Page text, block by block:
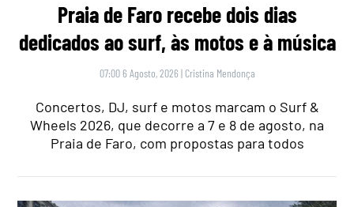
Praia de Faro recebe dois dias
dedicados ao surf, às motos e à música
07:00 6 Agosto, 2026 | Cristina Mendonça
Concertos, DJ, surf e motos marcam o Surf &
Wheels 2026, que decorre a 7 e 8 de agosto, na
Praia de Faro, com propostas para todos